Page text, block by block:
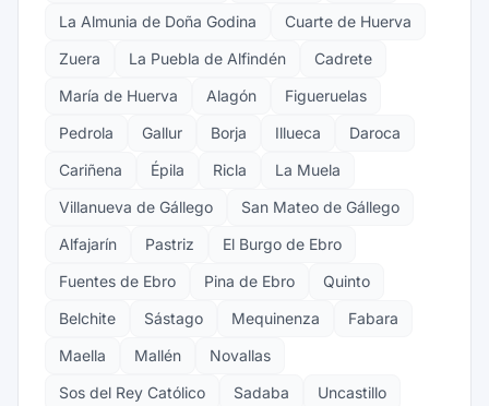
La Almunia de Doña Godina
Cuarte de Huerva
Zuera
La Puebla de Alfindén
Cadrete
María de Huerva
Alagón
Figueruelas
Pedrola
Gallur Borja Illueca
Daroca
Cariñena
Épila Ricla
La Muela
Villanueva de Gállego
San Mateo de Gállego
Alfajarín
Pastriz
El Burgo de Ebro
Fuentes de Ebro
Pina de Ebro
Quinto
Belchite
Sástago Mequinenza
Fabara
Maella
Mallén
Novallas
Sos del Rey Católico
Sadaba
Uncastillo